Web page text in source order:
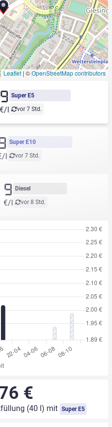
Leaflet | ©OpenStreetMap contributors
Super E5
vor 7 Std.
9
€/l
Super E10
vor 7 Std.
l
Diesel
vor 8 Std.
9
€/l
€
(40 l) mit Super E5